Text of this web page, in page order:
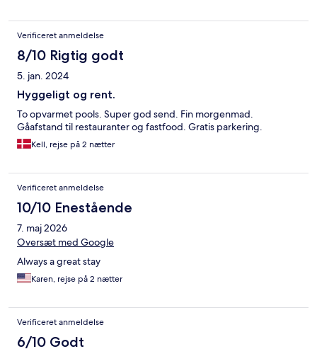
Verificeret anmeldelse
8/10 Rigtig godt
5. jan. 2024
Hyggeligt og rent.
To opvarmet pools. Super god send. Fin morgenmad.
Gåafstand til restauranter og fastfood. Gratis parkering.
Kell, rejse på 2 nætter
Verificeret anmeldelse
10/10 Enestående
7. maj 2026
Oversæt med Google
Always a great stay
Karen, rejse på 2 nætter
Verificeret anmeldelse
6/10 Godt